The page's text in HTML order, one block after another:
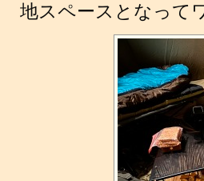
地スペースとなって